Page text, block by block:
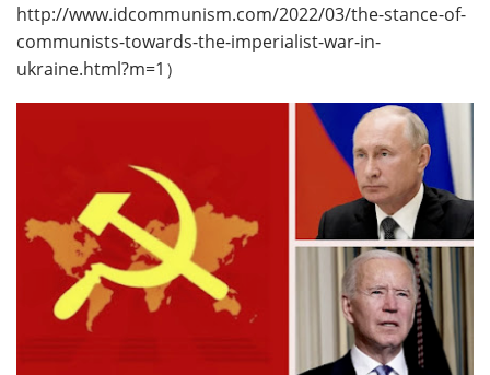
http://www.idcommunism.com/2022/03/the-stance-of-
communists-towards-the-imperialist-war-in-
ukraine.html?m=1）